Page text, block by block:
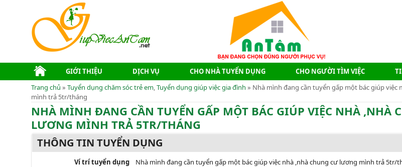
GIỚI THIỆU DỊCH VỤ CHO NHÀ TUYỂN DỤNG CHO NGƯỜI TÌM VIỆC
Trang chủ » Tuyển dụng chăm sóc trẻ em,Tuyển dụng giúp việc gia đình » Nhà mình đang cần tuyển gấp một bác giúp việc
mình trả 5tr/tháng
NHÀ MÌNH ĐANG CẦN TUYỂN GẤP MỘT BÁC GIÚP VIỆC NHÀ ,NHÀ
LƯƠNG MÌNH TRẢ 5TR/THÁNG
THÔNG TIN TUYỂN DỤNG
Ví trí tuyển dụng Nhà mình đang cần tuyển gấp một bác giúp việc nhà ,nhà chung cư lương mình trả 5tr/